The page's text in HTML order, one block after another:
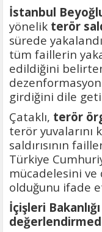
İstanbul
yönelik terör
sürede
tüm faillerin
edildiğini belirten
girdiğini dile
Çataklı, terör
terör yuvalarını
saldırısının
Türkiye
mücadelesini ve
olduğunu ifade
İçişleri